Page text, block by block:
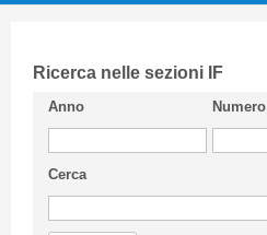
Short presentation CIFI
Guideline
Privacy & Policy
Ricerca nelle sezioni IF
Anno Numero
Cerca